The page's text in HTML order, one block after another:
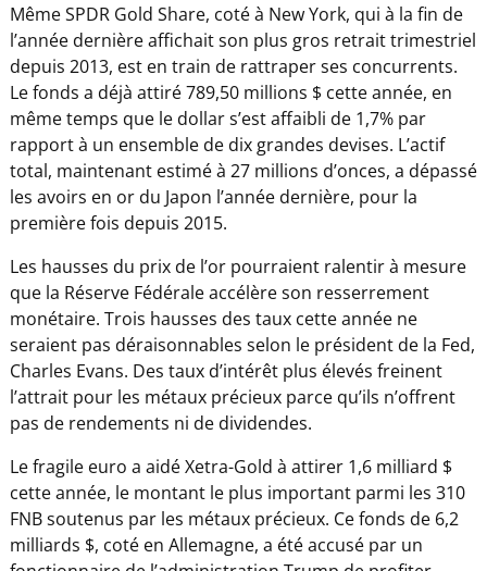
Même SPDR Gold Share, coté à New York, qui à la fin de
l’année dernière affichait son plus gros retrait trimestriel
depuis 2013, est en train de rattraper ses concurrents.
Le fonds a déjà attiré 789,50 millions $ cette année, en
même temps que le dollar s’est affaibli de 1,7% par
rapport à un ensemble de dix grandes devises. L’actif
total, maintenant estimé à 27 millions d’onces, a dépassé
les avoirs en or du Japon l’année dernière, pour la
première fois depuis 2015.
Les hausses du prix de l’or pourraient ralentir à mesure
que la Réserve Fédérale accélère son resserrement
monétaire. Trois hausses des taux cette année ne
seraient pas déraisonnables selon le président de la Fed,
Charles Evans. Des taux d’intérêt plus élevés freinent
l’attrait pour les métaux précieux parce qu’ils n’offrent
pas de rendements ni de dividendes.
Le fragile euro a aidé Xetra-Gold à attirer 1,6 milliard $
cette année, le montant le plus important parmi les 310
FNB soutenus par les métaux précieux. Ce fonds de 6,2
milliards $, coté en Allemagne, a été accusé par un